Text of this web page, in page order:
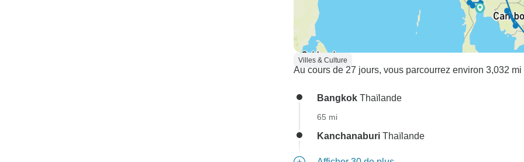
Villes & Culture
Au cours de 27 jours, vous parcourrez environ 3,032 mi
Bangkok Thaïlande
65 mi
Kanchanaburi Thaïlande